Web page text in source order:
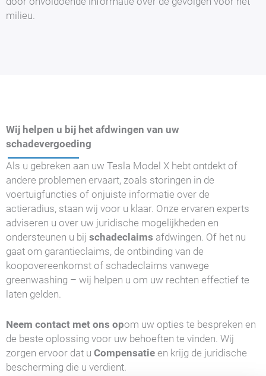
milieu.
Wij helpen u bij het afdwingen van uw
schadevergoeding
Als u gebreken aan uw Tesla Model X hebt ontdekt of
andere problemen ervaart, zoals storingen in de
voertuigfuncties of onjuiste informatie over de
actieradius, staan wij voor u klaar. Onze ervaren experts
adviseren u over uw juridische mogelijkheden en
ondersteunen u bij schadeclaims afdwingen. Of het nu
gaat om garantieclaims, de ontbinding van de
koopovereenkomst of schadeclaims vanwege
greenwashing – wij helpen u om uw rechten effectief te
laten gelden.
Neem contact met ons opom uw opties te bespreken en
de beste oplossing voor uw behoeften te vinden. Wij
zorgen ervoor dat u Compensatie en krijg de juridische
bescherming die u verdient.